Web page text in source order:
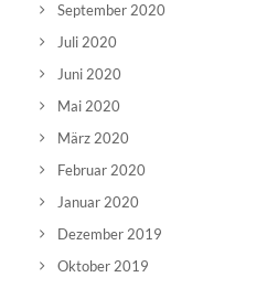
September 2020
Juli 2020
Juni 2020
Mai 2020
März 2020
Februar 2020
Januar 2020
Dezember 2019
Oktober 2019